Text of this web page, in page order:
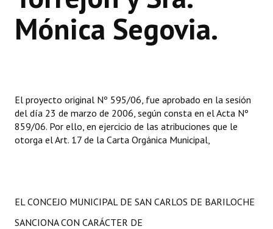
Mónica Segovia.
El proyecto original Nº 595/06, fue aprobado en la sesión
del día 23 de marzo de 2006, según consta en el Acta Nº
859/06. Por ello, en ejercicio de las atribuciones que le
otorga el Art. 17 de la Carta Orgánica Municipal,
EL CONCEJO MUNICIPAL DE SAN CARLOS DE BARILOCHE
SANCIONA CON CARÁCTER DE